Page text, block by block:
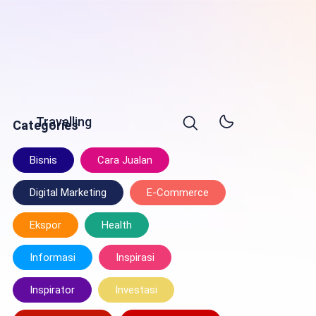
Travelling
Categories
Bisnis Cara Jualan
Digital Marketing E-Commerce
Ekspor Health
Informasi Inspirasi
Inspirator Investasi